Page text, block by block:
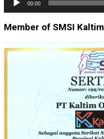
00:00
Member of SMSI Kaltim